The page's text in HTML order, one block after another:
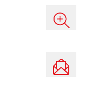
Disk
Where
Window